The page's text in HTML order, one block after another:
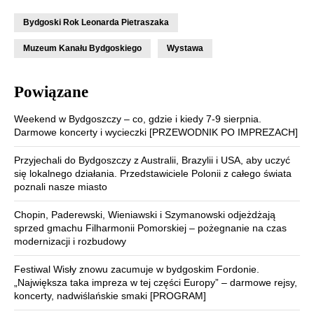
Bydgoski Rok Leonarda Pietraszaka
Muzeum Kanału Bydgoskiego Wystawa
Powiązane
Weekend w Bydgoszczy – co, gdzie i kiedy 7-9 sierpnia.
Darmowe koncerty i wycieczki [PRZEWODNIK PO IMPREZACH]
Przyjechali do Bydgoszczy z Australii, Brazylii i USA, aby uczyć
się lokalnego działania. Przedstawiciele Polonii z całego świata
poznali nasze miasto
Chopin, Paderewski, Wieniawski i Szymanowski odjeżdżają
sprzed gmachu Filharmonii Pomorskiej – pożegnanie na czas
modernizacji i rozbudowy
Festiwal Wisły znowu zacumuje w bydgoskim Fordonie.
„Największa taka impreza w tej części Europy” – darmowe rejsy,
koncerty, nadwiślańskie smaki [PROGRAM]